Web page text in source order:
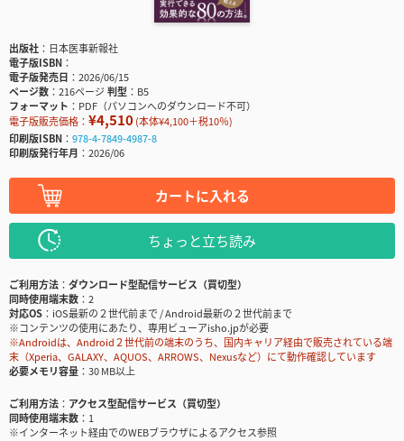
出版社
日本医事新報社
電子版ISBN
電子版発売日
2026/06/15
ページ数
216ページ判型
B5
フォーマット
PDF（パソコンへのダウンロード不可）
電子版販売価格： ¥4,510(本体¥4,100＋税10％)
印刷版ISBN
978-4-7849-4987-8
印刷版発行年月
2026/06
カートに入れる
ちょっと立ち読み
ご利用方法
ダウンロード型配信サービス（買切型）
同時使用端末数
2
対応OS
iOS最新の２世代前まで / Android最新の２世代前まで
※コンテンツの使用にあたり、専用ビューアisho.jpが必要
※Androidは、Android２世代前の端末のうち、国内キャリア経由で販売されている端
末（Xperia、GALAXY、AQUOS、ARROWS、Nexusなど）にて動作確認しています
必要メモリ容量
30 MB以上
ご利用方法
アクセス型配信サービス（買切型）
同時使用端末数
1
※インターネット経由でのWEBブラウザによるアクセス参照